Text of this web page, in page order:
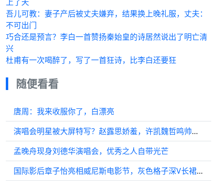
吾儿可教：妻子产后被丈夫嫌弃，结果换上晚礼服，丈夫：
不可出门
巧合还是预言？李白一首赞扬秦始皇的诗居然说出了明亡清
兴
杜甫有一次喝醉了，写了一首狂诗，比李白还要狂
随便看看
唐周：我来收服你了，白漂亮
演唱会明星被大屏特写？赵露思娇羞，许凯魏哲鸣帅气无死角，看到何炅：泪目了
孟晚舟现身刘德华演唱会，优秀之人自带光芒
国际影后章子怡亮相威尼斯电影节，灰色格子深V长裙性感十足！